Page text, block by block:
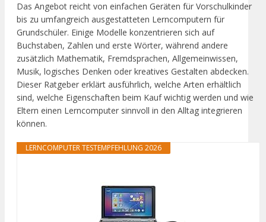
Das Angebot reicht von einfachen Geräten für Vorschulkinder
bis zu umfangreich ausgestatteten Lerncomputern für
Grundschüler. Einige Modelle konzentrieren sich auf
Buchstaben, Zahlen und erste Wörter, während andere
zusätzlich Mathematik, Fremdsprachen, Allgemeinwissen,
Musik, logisches Denken oder kreatives Gestalten abdecken.
Dieser Ratgeber erklärt ausführlich, welche Arten erhältlich
sind, welche Eigenschaften beim Kauf wichtig werden und wie
Eltern einen Lerncomputer sinnvoll in den Alltag integrieren
können.
LERNCOMPUTER TESTEMPFEHLUNG 2026